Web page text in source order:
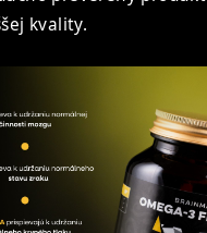
kvality.